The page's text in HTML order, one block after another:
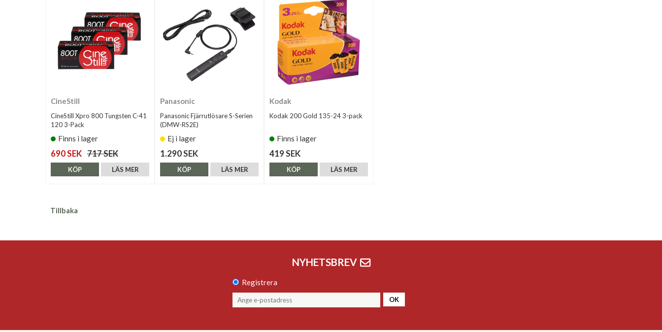
CineStill
CineStill Xpro 800 Tungsten C-41
120 3-Pack
Finns i lager
690 SEK 717 SEK
LÄS MER
KÖP
Panasonic
Panasonic Fjärrutlösare S-Serien
(DMW-RS2E)
Ej i lager
1.290 SEK
LÄS MER
KÖP
Kodak
Kodak 200 Gold 135-24 3-pack
Finns i lager
419 SEK
LÄS MER
KÖP
Tillbaka
NYHETSBREV
Registrera
OK